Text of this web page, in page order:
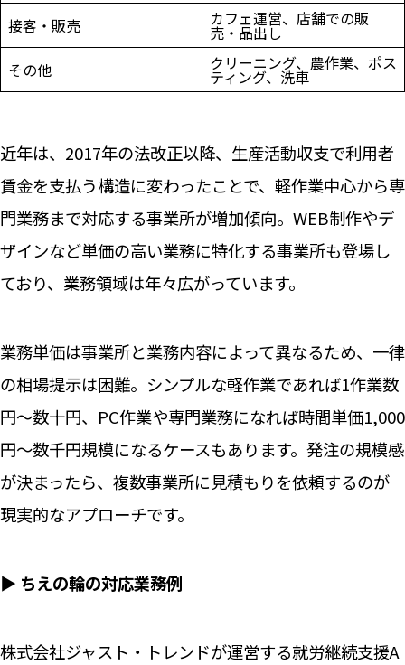
接客・販売
カフェ運営、店舗での販
売・品出し
その他
クリーニング、農作業、ポス
ティング、洗車
近年は、2017年の法改正以降、生産活動収支で利用者
賃金を支払う構造に変わったことで、軽作業中心から専
門業務まで対応する事業所が増加傾向。WEB制作やデ
ザインなど単価の高い業務に特化する事業所も登場し
ており、業務領域は年々広がっています。
業務単価は事業所と業務内容によって異なるため、一律
の相場提示は困難。シンプルな軽作業であれば1作業数
円〜数十円、PC作業や専門業務になれば時間単価1,000
円〜数千円規模になるケースもあります。発注の規模感
が決まったら、複数事業所に見積もりを依頼するのが
現実的なアプローチです。
▶ ちえの輪の対応業務例
株式会社ジャスト・トレンドが運営する就労継続支援A